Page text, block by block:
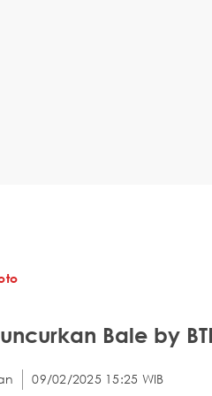
Bale by
09/02/2025 15:25 WIB